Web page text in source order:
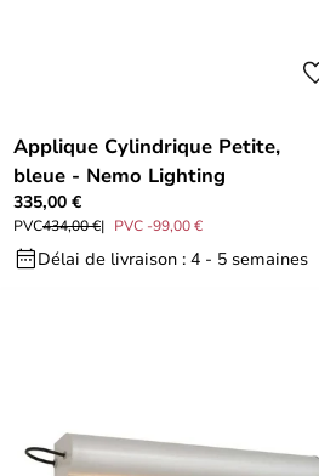
Applique Cylindrique Petite,
bleue - Nemo Lighting
335,00 €
PVC434,00 € PVC -99,00 €
Délai de livraison : 4 - 5 semaines